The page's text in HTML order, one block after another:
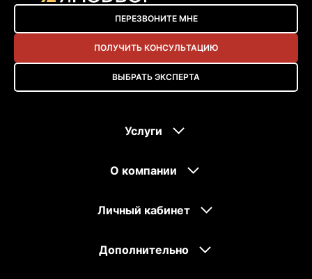
ПЕРЕЗВОНИТЕ МНЕ
ПОЛУЧИТЬ КОНСУЛЬТАЦИЮ
ВЫБРАТЬ ЭКСПЕРТА
Услуги
О компании
Личный кабинет
Дополнительно